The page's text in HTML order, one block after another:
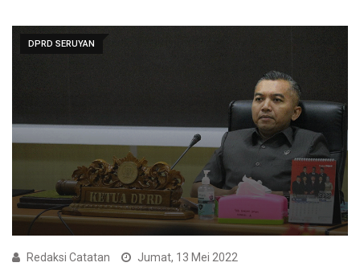
DPRD SERUYAN
Redaksi Catatan Jumat, 13 Mei 2022